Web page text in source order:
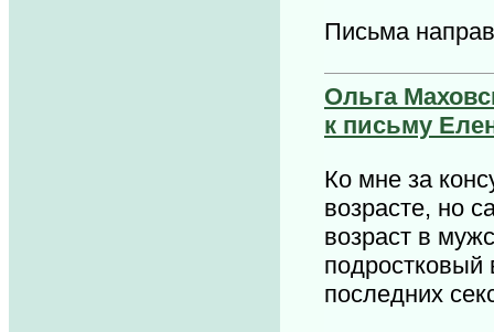
Письма
Ольга
к письму
Ко мне за
возрасте, но
возраст в
подростковый
последних